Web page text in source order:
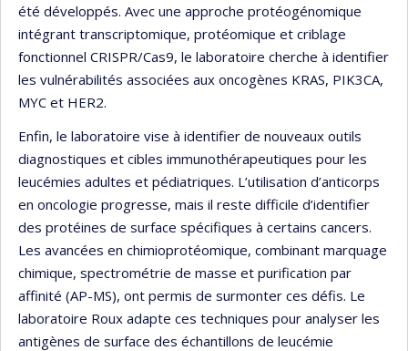
été développés. Avec une approche protéogénomique
intégrant transcriptomique, protéomique et criblage
fonctionnel CRISPR/Cas9, le laboratoire cherche à identifier
les vulnérabilités associées aux oncogènes KRAS, PIK3CA,
MYC et HER2.
Enfin, le laboratoire vise à identifier de nouveaux outils
diagnostiques et cibles immunothérapeutiques pour les
leucémies adultes et pédiatriques. L’utilisation d’anticorps
en oncologie progresse, mais il reste difficile d’identifier
des protéines de surface spécifiques à certains cancers.
Les avancées en chimioprotéomique, combinant marquage
chimique, spectrométrie de masse et purification par
affinité (AP-MS), ont permis de surmonter ces défis. Le
laboratoire Roux adapte ces techniques pour analyser les
antigènes de surface des échantillons de leucémie